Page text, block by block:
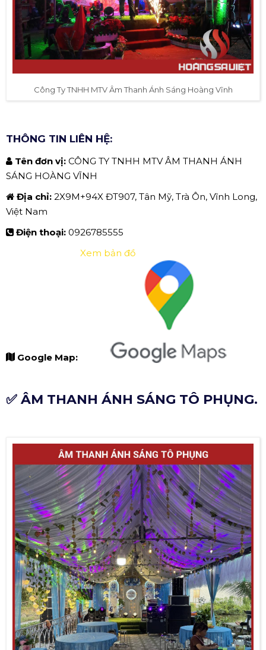
Công Ty TNHH MTV Âm Thanh Ánh Sáng Hoàng Vĩnh
THÔNG TIN LIÊN HỆ:
Tên đơn vị: CÔNG TY TNHH MTV ÂM THANH ÁNH
SÁNG HOÀNG VĨNH
Địa chỉ: 2X9M+94X ĐT907, Tân Mỹ, Trà Ôn, Vĩnh Long,
Việt Nam
Điện thoại: 0926785555
Google Map:
Xem bản đồ
✅ ÂM THANH ÁNH SÁNG TÔ PHỤNG.